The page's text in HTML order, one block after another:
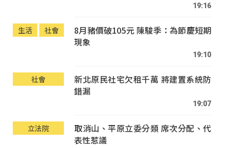
19:16
生活 社會
8月豬價破105元 陳駿季：為節慶短期
現象
19:10
社會
新北原民社宅欠租千萬 將建置系統防
錯漏
19:07
立法院
取消山、平原立委分類 席次分配、代
表性惹議